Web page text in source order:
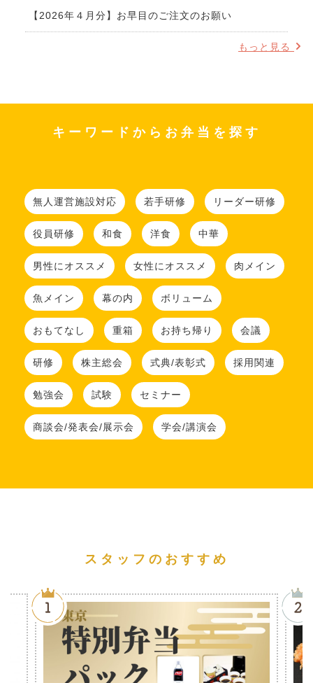
【2026年４月分】お早目のご注文のお願い
もっと見る
キーワードからお弁当を探す
無人運営施設対応 若手研修 リーダー研修
役員研修 和食 洋食 中華
男性にオススメ 女性にオススメ 肉メイン
魚メイン 幕の内 ボリューム
おもてなし 重箱 お持ち帰り 会議
研修 株主総会 式典/表彰式 採用関連
勉強会 試験 セミナー
商談会/発表会/展示会 学会/講演会
スタッフのおすすめ